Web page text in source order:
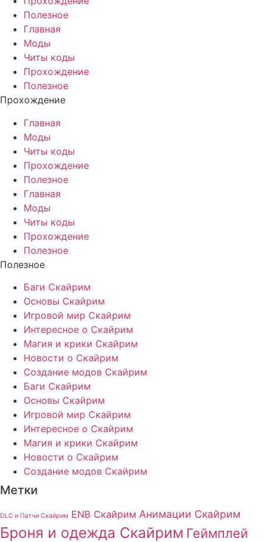
Полезное
Главная
Моды
Читы коды
Прохождение
Полезное
Прохождение
Главная
Моды
Читы коды
Прохождение
Полезное
Главная
Моды
Читы коды
Прохождение
Полезное
Полезное
Баги Скайрим
Основы Скайрим
Игровой мир Скайрим
Интересное о Скайрим
Магия и крики Скайрим
Новости о Скайрим
Создание модов Скайрим
Баги Скайрим
Основы Скайрим
Игровой мир Скайрим
Интересное о Скайрим
Магия и крики Скайрим
Новости о Скайрим
Создание модов Скайрим
Метки
DLC и Патчи Скайрим ENB Скайрим Анимации Скайрим
Броня и одежда Скайрим Геймплей